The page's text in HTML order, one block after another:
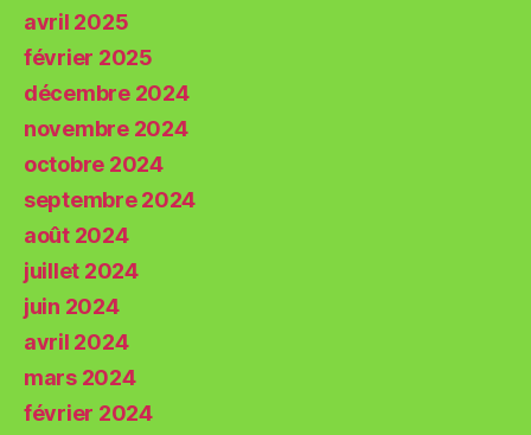
avril 2025
février 2025
décembre 2024
novembre 2024
octobre 2024
septembre 2024
août 2024
juillet 2024
juin 2024
avril 2024
mars 2024
février 2024